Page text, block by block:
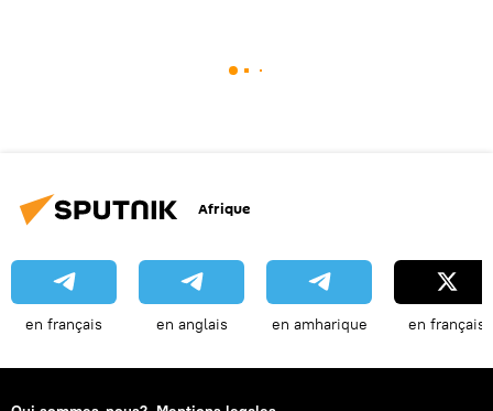
Afrique
en français en anglais en amharique en français